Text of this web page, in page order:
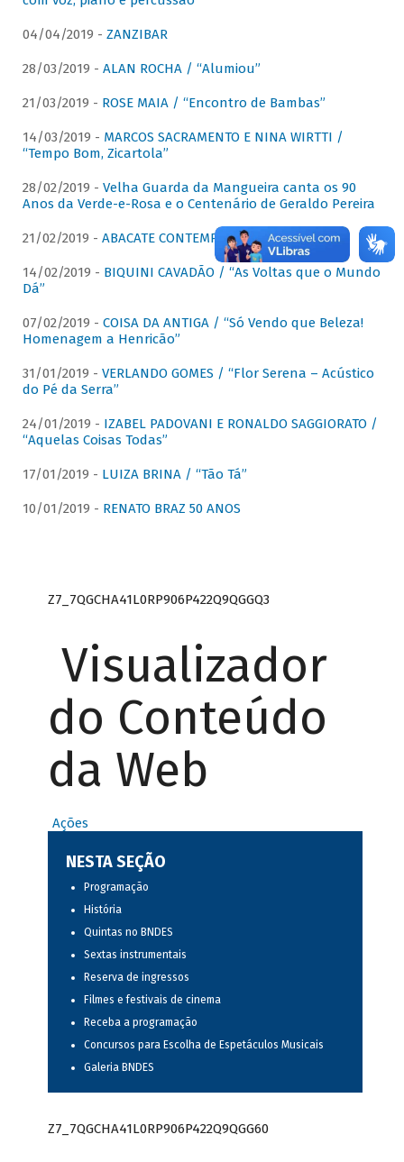
04/04/2019 - ZANZIBAR
28/03/2019 - ALAN ROCHA / “Alumiou”
21/03/2019 - ROSE MAIA / “Encontro de Bambas”
14/03/2019 - MARCOS SACRAMENTO E NINA WIRTTI /
“Tempo Bom, Zicartola”
28/02/2019 - Velha Guarda da Mangueira canta os 90
Anos da Verde-e-Rosa e o Centenário de Geraldo Pereira
21/02/2019 - ABACATE CONTEMPORÂNEO
14/02/2019 - BIQUINI CAVADÃO / “As Voltas que o Mundo
Dá”
07/02/2019 - COISA DA ANTIGA / “Só Vendo que Beleza!
Homenagem a Henricão”
31/01/2019 - VERLANDO GOMES / “Flor Serena – Acústico
do Pé da Serra”
24/01/2019 - IZABEL PADOVANI E RONALDO SAGGIORATO /
“Aquelas Coisas Todas”
17/01/2019 - LUIZA BRINA / “Tão Tá”
10/01/2019 - RENATO BRAZ 50 ANOS
Z7_7QGCHA41L0RP906P422Q9QGGQ3
Visualizador
do Conteúdo
da Web
Ações
NESTA SEÇÃO
Programação
História
Quintas no BNDES
Sextas instrumentais
Reserva de ingressos
Filmes e festivais de cinema
Receba a programação
Concursos para Escolha de Espetáculos Musicais
Galeria BNDES
Z7_7QGCHA41L0RP906P422Q9QGG60